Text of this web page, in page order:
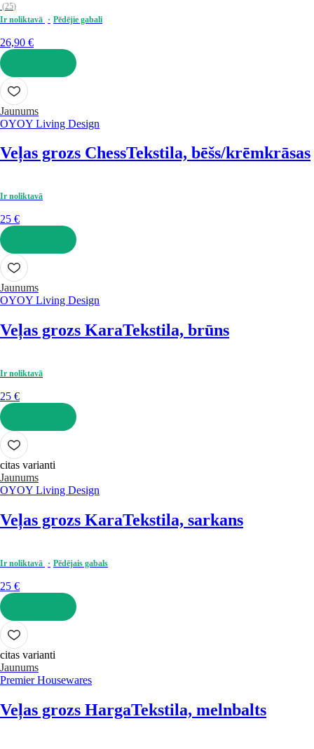
(25)
Ir noliktavā
Pēdējie gabali
26,90 €
LIKT GROZĀ
Jaunums
OYOY Living Design
Veļas grozs ChessTekstila, bēšs/krēmkrāsas
Ir noliktavā
25 €
LIKT GROZĀ
Jaunums
OYOY Living Design
Veļas grozs KaraTekstila, brūns
Ir noliktavā
25 €
LIKT GROZĀ
citas varianti
Jaunums
OYOY Living Design
Veļas grozs KaraTekstila, sarkans
Ir noliktavā Pēdējais gabals
25 €
LIKT GROZĀ
citas varianti
Jaunums
Premier Housewares
Veļas grozs HargaTekstila, melnbalts